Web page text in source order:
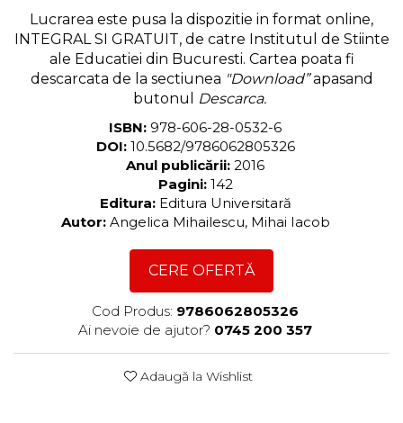
Lucrarea este pusa la dispozitie in format online,
INTEGRAL SI GRATUIT, de catre Institutul de Stiinte
ale Educatiei din Bucuresti. Cartea poata fi
descarcata de la sectiunea "Download”apasand
butonul
Descarca.
ISBN: 978-606-28-0532-6
DOI: 10.5682/9786062805326
Anul publicării: 2016
Pagini: 142
Editura: Editura Universitară
Autor: Angelica Mihailescu, Mihai Iacob
CERE OFERTĂ
Cod Produs: 9786062805326
Ai nevoie de ajutor? 0745 200 357
Adaugă la Wishlist